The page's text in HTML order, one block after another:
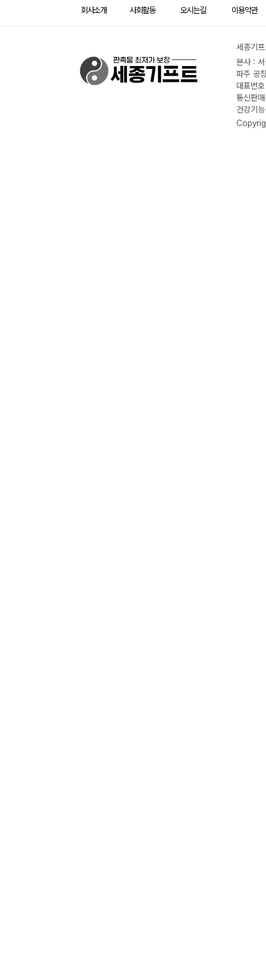
회사소개 사회활동 오시는길 이용약관
세종기
본사 :
파주 공
대표번
통신판
건강기